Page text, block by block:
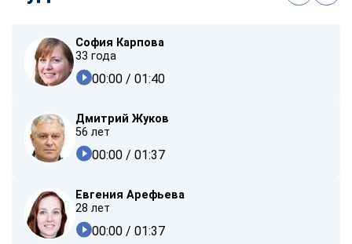
София Карпова
33 года
00:00 / 01:40
Дмитрий Жуков
56 лет
00:00 / 01:37
Евгения Арефьева
28 лет
00:00 / 01:37